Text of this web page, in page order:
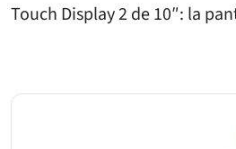
Touch Display 2 de 10″: la